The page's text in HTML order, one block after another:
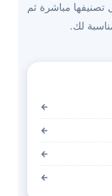
مباشرة ثم
لك.
←
←
←
←